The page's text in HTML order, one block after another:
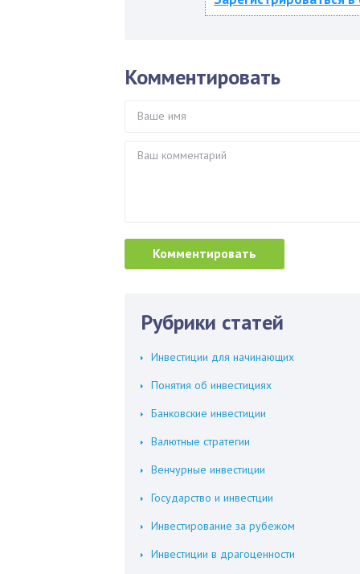
Комментировать
Рубрики статей
Инвестиции для начинающих
Понятия об инвестициях
Банковские инвестиции
Валютные стратегии
Венчурные инвестиции
Государство и инвестции
Инвестирование за рубежом
Инвестиции в драгоценности